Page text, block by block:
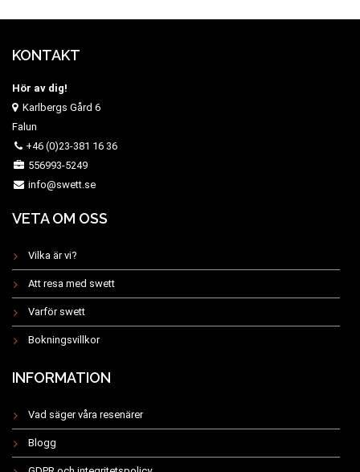
KONTAKT
Hör av dig!
Karlbergs Gård 6
Falun
+46 (0)23-381 16 36
556993-5249
info@swett.se
VETA OM OSS
Vilka är vi?
Att resa med swett
Varför swett
Bokningsvillkor
INFORMATION
Vad säger våra resenärer
Blogg